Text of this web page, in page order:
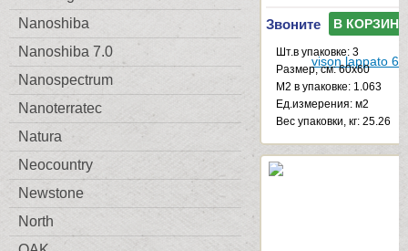
Nanoshiba
Nanoshiba 7.0
Nanospectrum
Nanoterratec
Natura
Neocountry
Newstone
North
Звоните В КОРЗИНУ
Шт.в упаковке: 3
Размер, см: 60x60
М2 в упаковке: 1.063
Ед.измерения: м2
Веc упаковки, кг: 25.26